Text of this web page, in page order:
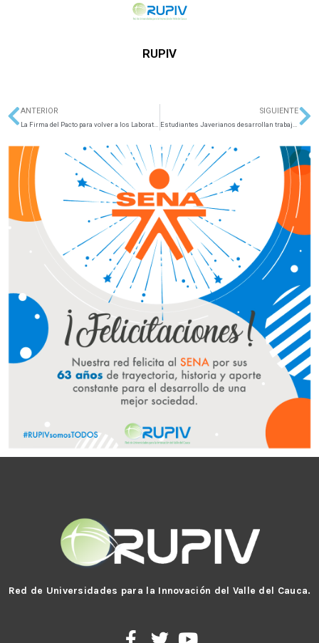
RUPIV
Ant
ANTERIOR SIGUIENTE
Red de Universidades para la Innovación del Valle del Cauca.
F
T
Y